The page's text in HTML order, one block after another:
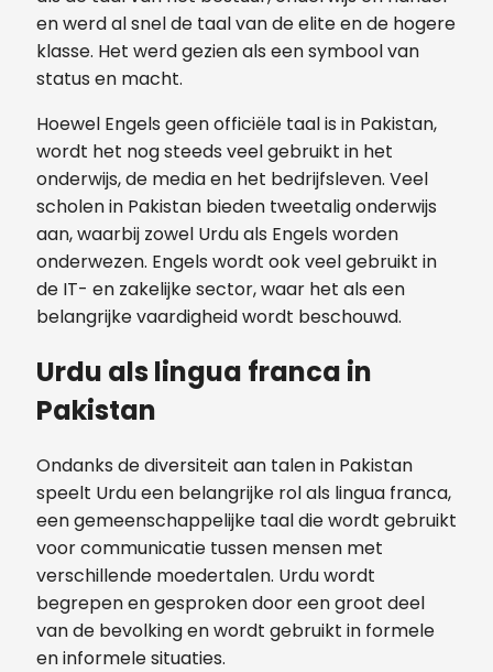
en werd al snel de taal van de elite en de hogere
klasse. Het werd gezien als een symbool van
status en macht.
Hoewel Engels geen officiële taal is in Pakistan,
wordt het nog steeds veel gebruikt in het
onderwijs, de media en het bedrijfsleven. Veel
scholen in Pakistan bieden tweetalig onderwijs
aan, waarbij zowel Urdu als Engels worden
onderwezen. Engels wordt ook veel gebruikt in
de IT- en zakelijke sector, waar het als een
belangrijke vaardigheid wordt beschouwd.
Urdu als lingua franca in
Pakistan
Ondanks de diversiteit aan talen in Pakistan
speelt Urdu een belangrijke rol als lingua franca,
een gemeenschappelijke taal die wordt gebruikt
voor communicatie tussen mensen met
verschillende moedertalen. Urdu wordt
begrepen en gesproken door een groot deel
van de bevolking en wordt gebruikt in formele
en informele situaties.